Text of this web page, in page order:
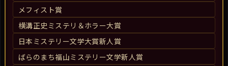
メフィスト賞
横溝正史ミステリ＆ホラー大賞
日本ミステリー文学大賞新人賞
ばらのまち福山ミステリー文学新人賞